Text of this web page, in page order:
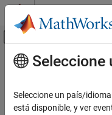
Saltar al contenido
Mostrar/
Inicio de Documentación
Contenido principal
Seleccione un país/
está disponible, y ver